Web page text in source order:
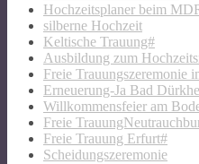
Hochzeitsplaner beim
silberne Hochzeit
Keltische Trauung#
Ausbildung zum
Freie Trauungszeremonie
Erneuerung-Ja Bad
Willkommensfeier am
Freie
Freie Trauung Erfurt#
Scheidungszeremonie